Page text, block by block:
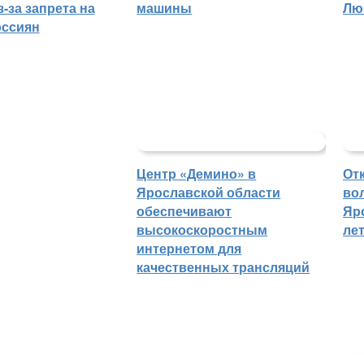
за запрета на
машины
Центр «Демино» в
Ярославской области
обеспечивают
высокоскоростным
интернетом для
качественных трансляций